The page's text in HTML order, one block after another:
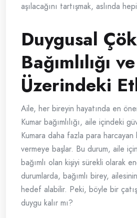
aşılacağını tartışmak, aslında
Duygusal
Bağımlılığı
Üzerindeki
Aile, her bireyin hayatında en
Kumar bağımlılığı, aile içindeki
Kumara daha fazla para
vermeye başlar. Bu durum, aile
bağımlı olan kişiyi sürekli olarak
durumlarda, bağımlı birey,
hedef alabilir. Peki, böyle bir
duygu kalır mı?